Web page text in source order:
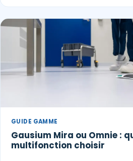
GUIDE GAMME
Gausium Mira ou Omnie :
multifonction choisir